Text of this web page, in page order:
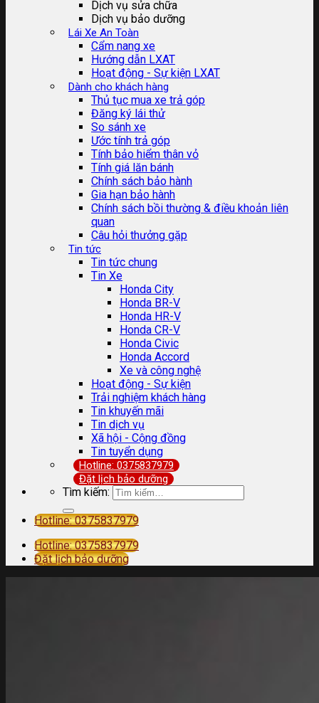
Dịch vụ sửa chữa
Dịch vụ bảo dưỡng
Lái Xe An Toàn
Cẩm nang xe
Hướng dẫn LXAT
Hoạt động - Sự kiện LXAT
Dành cho khách hàng
Thủ tục mua xe trả góp
Đăng ký lái thử
So sánh xe
Ước tính trả góp
Tính bảo hiểm thân vỏ
Tính giá lăn bánh
Chính sách bảo hành
Gia hạn bảo hành
Chính sách bồi thường & điều khoản liên
quan
Câu hỏi thưởng gặp
Tin tức
Tin tức chung
Tin Xe
Honda City
Honda BR-V
Honda HR-V
Honda CR-V
Honda Civic
Honda Accord
Xe và công nghệ
Hoạt động - Sự kiện
Trải nghiệm khách hàng
Tin khuyến mãi
Tin dịch vụ
Xã hội - Cộng đồng
Tin tuyển dụng
Hotline: 0375837979
Đặt lịch bảo dưỡng
Tìm kiếm:
Hotline: 0375837979
Hotline: 0375837979
Đặt lịch bảo dưỡng